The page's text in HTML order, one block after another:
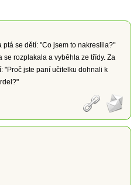
se dětí: "Co jsem to nakreslila?"
se rozplakala a vyběhla ze třídy. Za
"Proč jste paní učitelku dohnali k